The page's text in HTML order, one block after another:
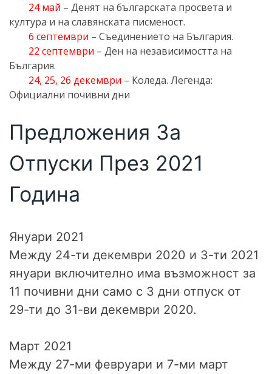
24 май – Денят на българската просвета и
култура и на славянската писменост.
6 септември – Съединението на България.
22 септември – Ден на независимостта на
България.
24, 25, 26 декември – Коледа. Легенда:
Официални почивни дни
Предложения За
Отпуски През 2021
Година
Януари 2021
Между 24-ти декември 2020 и 3-ти 2021
януари включително има възможност за
11 почивни дни само с 3 дни отпуск от
29-ти до 31-ви декември 2020.
Март 2021
Между 27-ми февруари и 7-ми март